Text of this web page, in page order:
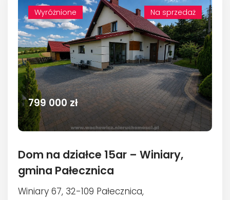
Wyróżnione Na sprzedaż
799 000 zł
Dom na działce 15ar – Winiary,
gmina Pałecznica
Winiary 67, 32-109 Pałecznica,